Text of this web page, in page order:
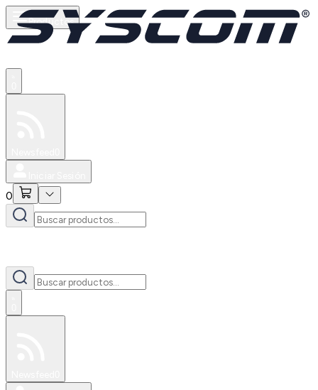
Productos
0